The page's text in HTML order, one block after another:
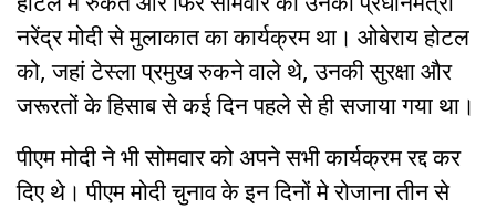
नरेंद्र मोदी से मुलाकात का कार्यक्रम था। ओबेराय होटल
को, जहां टेस्ला प्रमुख रुकने वाले थे, उनकी सुरक्षा और
जरूरतों के हिसाब से कई दिन पहले से ही सजाया गया था।
पीएम मोदी ने भी सोमवार को अपने सभी कार्यक्रम रद्द कर
दिए थे। पीएम मोदी चुनाव के इन दिनों मे रोजाना तीन से